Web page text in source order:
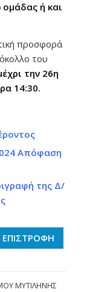
ή και
προσφορά
του
την 26η
14:30.
Απόφαση
της Δ/
ΕΠΙΣΤΡΟΦΗ
ΜΥΤΙΛΗΝΗΣ